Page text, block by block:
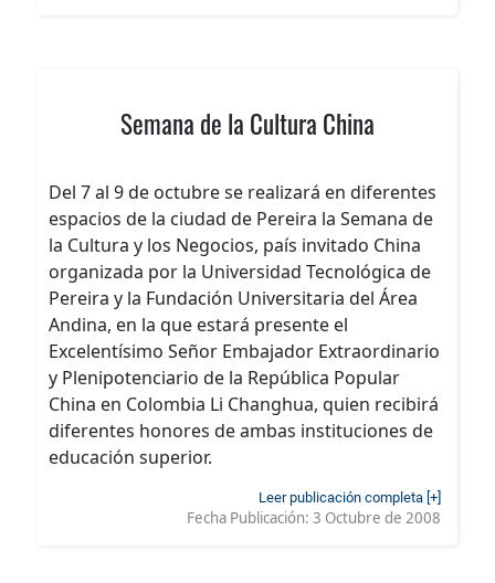
Semana de la Cultura China
Del 7 al 9 de octubre se realizará en diferentes
espacios de la ciudad de Pereira la Semana de
la Cultura y los Negocios, país invitado China
organizada por la Universidad Tecnológica de
Pereira y la Fundación Universitaria del Área
Andina, en la que estará presente el
Excelentísimo Señor Embajador Extraordinario
y Plenipotenciario de la República Popular
China en Colombia Li Changhua, quien recibirá
diferentes honores de ambas instituciones de
educación superior.
Leer publicación completa [+]
Fecha Publicación: 3 Octubre de 2008